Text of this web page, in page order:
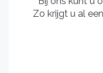
Zo krijgt u al